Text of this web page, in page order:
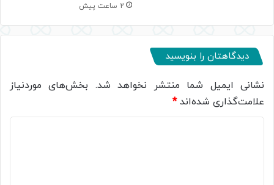
2 ساعت پیش
دیدگاهتان را بنویسید
نشانی ایمیل شما منتشر نخواهد شد. بخش‌های موردنیاز
علامت‌گذاری شده‌اند*